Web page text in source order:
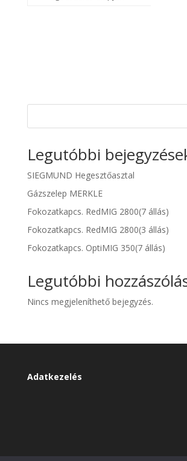
Legutóbbi
SIEGMUND Hegesztőasztal
Gázszelep MERKLE
Fokozatkapcs. RedMIG 2800(7 állás)
Fokozatkapcs. RedMIG 2800(3 állás)
Fokozatkapcs. OptiMIG 350(7 állás)
Legutóbbi
Nincs megjeleníthető bejegyzés.
Adatkezelés